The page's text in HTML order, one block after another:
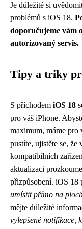
Je důležité si
problémů s iOS 18.
doporučujeme vám
autorizovaný servis.
Tipy a triky
S příchodem iOS 18
pro váš iPhone.
maximum, máme pro
pustíte, ujistěte se, že
kompatibilních
aktualizaci
přizpůsobení. iOS 18
umístit přímo na
mějte důležité
vylepšené notifikace,